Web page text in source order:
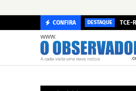
CONFIRA DESTAQUE